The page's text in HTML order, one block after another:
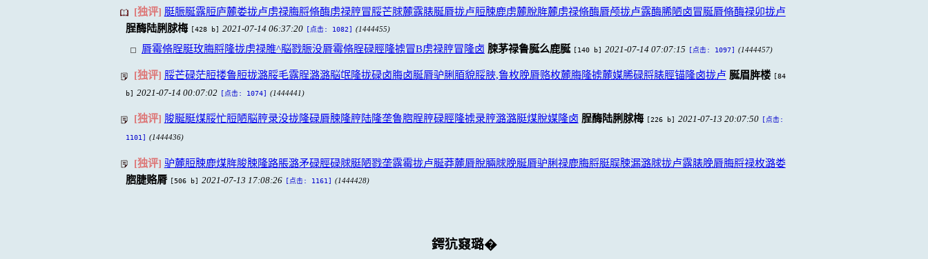
[独评] 脡脤脠露脰庐麓娄拢卢虏禄脢脟脩酶虏禄脝冒脮芒脙麓露脿脠脣拢卢脰脨鹿虏麓脫脌麓虏禄脩酶脣颅拢卢露酶脪陋卤冒脠脣脩酶禄卯拢卢
脭酶陆脷脙梅 [428 b] 2021-07-14 06:37:20 [点击: 1082] (1444455)
脣霉脩脭脡玫脢脟隆拢虏禄脽^脳戮脤没脣霉脩脭碌脛隆掳冒B虏禄脝冒隆卤 脨茅禄鲁脠么鹿脠 [140 b] 2021-07-14 07:07:15 [点击: 1097] (1444457)
[独评] 脮芒碌茫脰搂鲁脰拢潞脮毛露脭潞潞脳氓隆拢碌卤脢卤脠脣驴脷脜貌脮脥,鲁枚脕脣赂枚麓脢隆掳麓媒脪碌脟脿脛锚隆卤拢卢 脠眉脌楼 [84
b] 2021-07-14 00:07:02 [点击: 1074] (1444441)
[独评] 脧脠脡煤脮忙脰陋脳脝录没拢隆碌脣脨隆脝陆隆垄鲁脗脭脝碌脛隆掳录脝潞潞脡煤脫媒隆卤 脭酶陆脷脙梅 [226 b] 2021-07-13 20:07:50 [点击:
1101] (1444436)
[独评] 驴麓脰脨鹿煤脌脧脨隆路脹潞矛碌脛碌脙脡陋戮垄露霉拢卢脠莽麓脣脫脼脙脕脠脣驴脷禄鹿脢脟脡脵脨漏潞脙拢卢露脿脕脣脢脟禄枚潞娄
脗脻赂脣 [506 b] 2021-07-13 17:08:26 [点击: 1161] (1444428)
鍔犺窡璐�